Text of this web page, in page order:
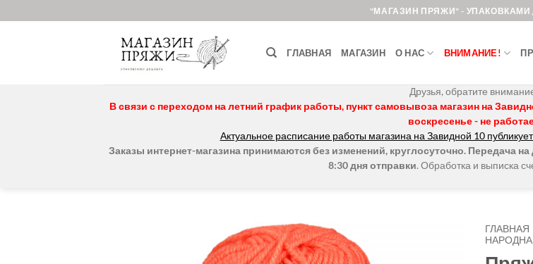
to
"МАГАЗИН ПРЯЖИ" -
ГЛАВНАЯ МАГАЗИН О НАС ВНИМАНИЕ!
Друзья, обратите
В связи с переходом на летний график работы, пункт самовывоза магазин на
воскресенье - не
Актуальное расписание работы магазина на Завидной 10
Заказы интернет-магазина принимаются без изменений, круглосуточно. Передача
8:30 дня отправки. Обработка и выписка
ГЛАВНАЯ